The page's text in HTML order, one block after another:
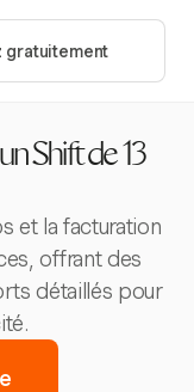
gratuitement
Shift de 13
et la facturation
offrant des
détaillés pour